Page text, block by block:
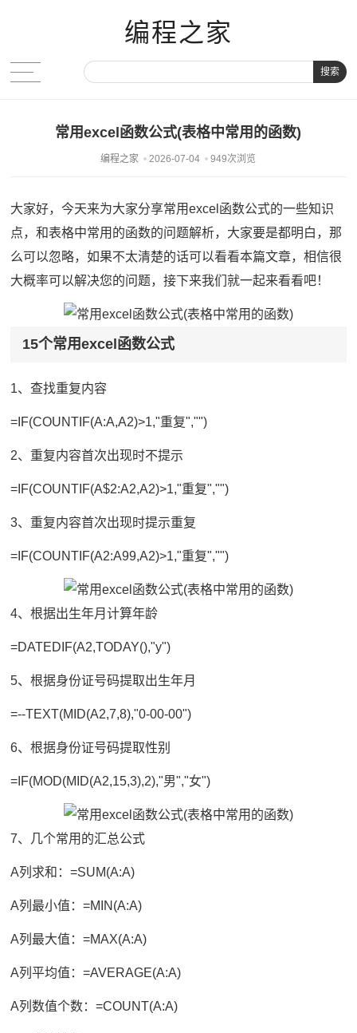
编程之家
搜索
常用excel函数公式(表格中常用的函数)
编程之家 2026-07-04 949次浏览
大家好，今天来为大家分享常用excel函数公式的一些知识
点，和表格中常用的函数的问题解析，大家要是都明白，那
么可以忽略，如果不太清楚的话可以看看本篇文章，相信很
大概率可以解决您的问题，接下来我们就一起来看看吧！
15个常用excel函数公式
1、查找重复内容
=IF(COUNTIF(A:A,A2)>1,"重复","")
2、重复内容首次出现时不提示
=IF(COUNTIF(A$2:A2,A2)>1,"重复","")
3、重复内容首次出现时提示重复
=IF(COUNTIF(A2:A99,A2)>1,"重复","")
4、根据出生年月计算年龄
=DATEDIF(A2,TODAY(),"y")
5、根据身份证号码提取出生年月
=--TEXT(MID(A2,7,8),"0-00-00")
6、根据身份证号码提取性别
=IF(MOD(MID(A2,15,3),2),"男","女")
7、几个常用的汇总公式
A列求和：=SUM(A:A)
A列最小值：=MIN(A:A)
A列最大值：=MAX(A:A)
A列平均值：=AVERAGE(A:A)
A列数值个数：=COUNT(A:A)